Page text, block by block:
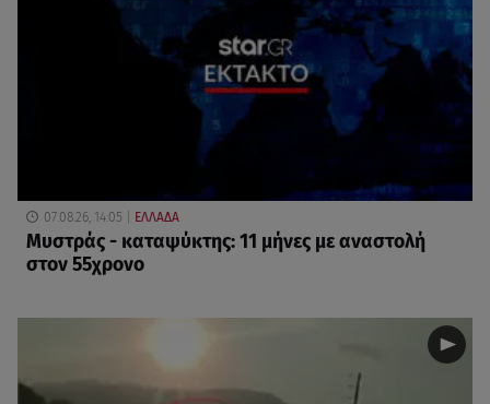
07.08.26, 14:05 ΕΛΛΑΔΑ
Μυστράς - καταψύκτης: 11 μήνες με αναστολή
στον 55χρονο